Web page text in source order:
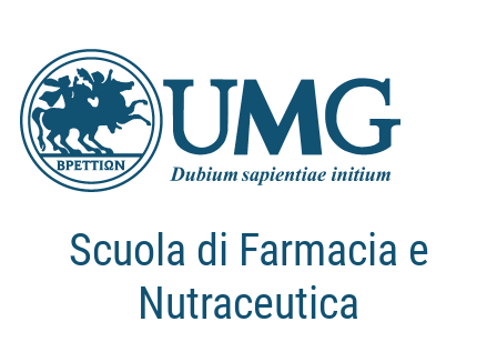
Scuola di Farmacia e
Nutraceutica